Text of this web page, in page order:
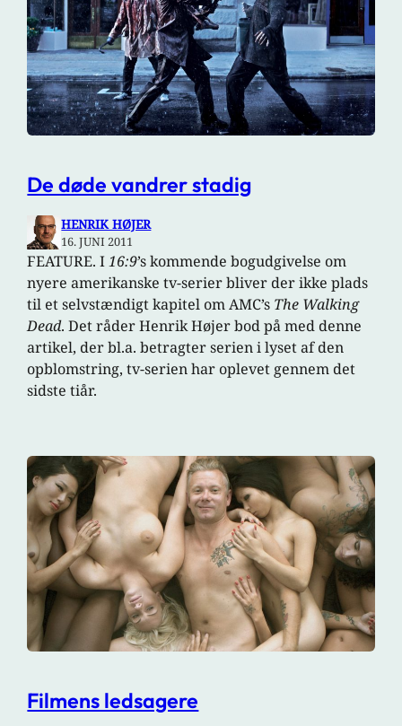
De døde vandrer stadig
HENRIK HØJER
16. JUNI 2011
FEATURE. I16:9’s kommende bogudgivelse om
nyere amerikanske tv-serier bliver der ikke plads
til et selvstændigt kapitel om AMC’s The Walking
Dead. Det råder Henrik Højer bod på med denne
artikel, der bl.a. betragter serien i lyset af den
opblomstring, tv-serien har oplevet gennem det
sidste tiår.
Filmens ledsagere